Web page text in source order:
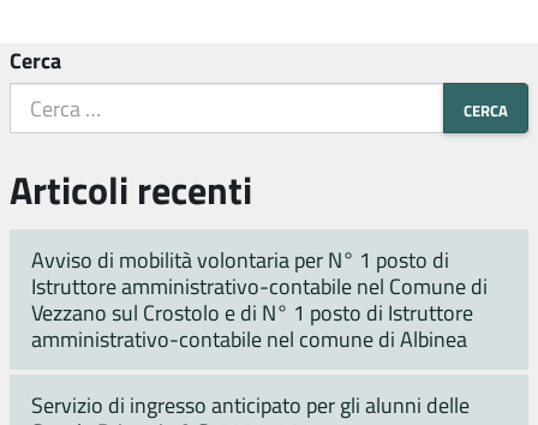
Cerca
Articoli recenti
Avviso di mobilità volontaria per N° 1 posto di
Istruttore amministrativo-contabile nel Comune di
Vezzano sul Crostolo e di N° 1 posto di Istruttore
amministrativo-contabile nel comune di Albinea
Servizio di ingresso anticipato per gli alunni delle